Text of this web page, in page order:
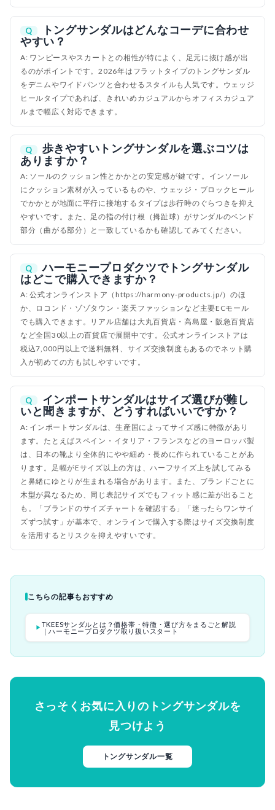
Q
トングサンダルはどんなコーデに合わせ
やすい？
A: ワンピースやスカートとの相性が特によく、足元に抜け感が出
るのがポイントです。2026年はフラットタイプのトングサンダル
をデニムやワイドパンツと合わせるスタイルも人気です。ウェッジ
ヒールタイプであれば、きれいめカジュアルからオフィスカジュア
ルまで幅広く対応できます。
Q
歩きやすいトングサンダルを選ぶコツは
ありますか？
A: ソールのクッション性とかかとの安定感が鍵です。インソール
にクッション素材が入っているものや、ウェッジ・ブロックヒール
でかかとが地面に平行に接地するタイプは歩行時のぐらつきを抑え
やすいです。また、足の指の付け根（拇趾球）がサンダルのベンド
部分（曲がる部分）と一致しているかも確認してみてください。
Q
ハーモニープロダクツでトングサンダル
はどこで購入できますか？
A: 公式オンラインストア（https://harmony-products.jp/）のほ
か、ロコンド・ゾゾタウン・楽天ファッションなど主要ECモール
でも購入できます。リアル店舗は大丸百貨店・高島屋・阪急百貨店
など全国30以上の百貨店で展開中です。公式オンラインストアは
税込7,000円以上で送料無料、サイズ交換制度もあるのでネット購
入が初めての方も試しやすいです。
Q
インポートサンダルはサイズ選びが難し
いと聞きますが、どうすればいいですか？
A: インポートサンダルは、生産国によってサイズ感に特徴があり
ます。たとえばスペイン・イタリア・フランスなどのヨーロッパ製
は、日本の靴より全体的にやや細め・長めに作られていることがあ
ります。足幅がEサイズ以上の方は、ハーフサイズ上を試してみる
と鼻緒にゆとりが生まれる場合があります。また、ブランドごとに
木型が異なるため、同じ表記サイズでもフィット感に差が出ること
も。「ブランドのサイズチャートを確認する」「迷ったらワンサイ
ズずつ試す」が基本で、オンラインで購入する際はサイズ交換制度
を活用するとリスクを抑えやすいです。
こちらの記事もおすすめ
▶ TKEESサンダルとは？価格帯・特徴・選び方をまるごと解説
｜ハーモニープロダクツ取り扱いスタート
さっそくお気に入りのトングサンダルを
見つけよう
トングサンダル一覧